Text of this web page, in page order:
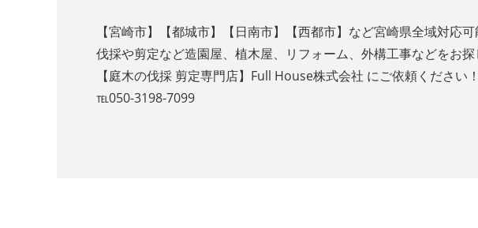
【宮崎市】【都城市】【日南市】【西都市】など宮崎県全域対応可
伐採や剪定など造園屋、植木屋、リフォーム、外構工事などをお探
【庭木の伐採 剪定専門店】Full House株式会社 にご依頼ください！
℡050-3198-7099